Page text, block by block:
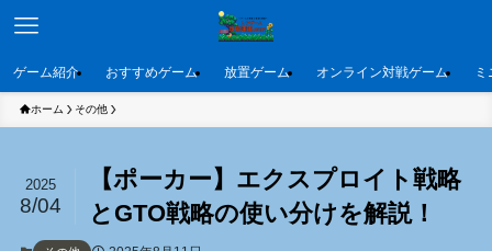
ゲーム紹介 おすすめゲーム 放置ゲーム オンライン対戦ゲーム
ホーム その他
【ポーカー】エクスプロイト戦略
とGTO戦略の使い分けを解説！
2025
8/04